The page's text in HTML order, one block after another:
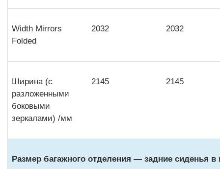
Width Mirrors
Folded
2032 2032
Ширина (с
разложенными
боковыми
зеркалами) /мм
2145 2145
Размер багажного отделения — задние сиденья